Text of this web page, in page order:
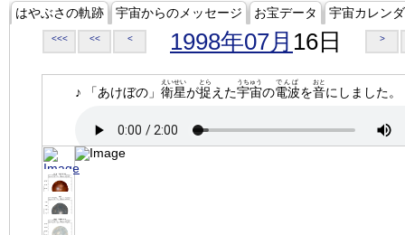
はやぶさの軌跡 宇宙からのメッセージ お宝データ 宇宙カレン
<<< << < 1998年07月 16日 >
♪ 「あけぼの」 衛星
えいせい
が捉
とら
えた宇宙
うちゅう
の電波
でんぱ
を音
おと
にしました。